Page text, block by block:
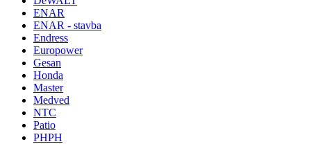
ENAR
ENAR - stavba
Endress
Europower
Gesan
Honda
Master
Medved
NTC
Patio
PHPH